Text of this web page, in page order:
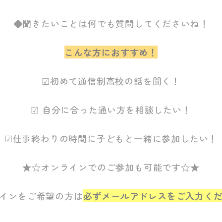
◆聞きたいことは何でも質問してくださいね！
こんな方におすすめ！
☑初めて通信制高校の話を聞く！
☑ 自分に合った通い方を相談したい！
☑仕事終わりの時間に子どもと一緒に参加したい！
★☆オンラインでのご参加も可能です☆★
ンをご希望の方は必ずメールアドレスをご入力く